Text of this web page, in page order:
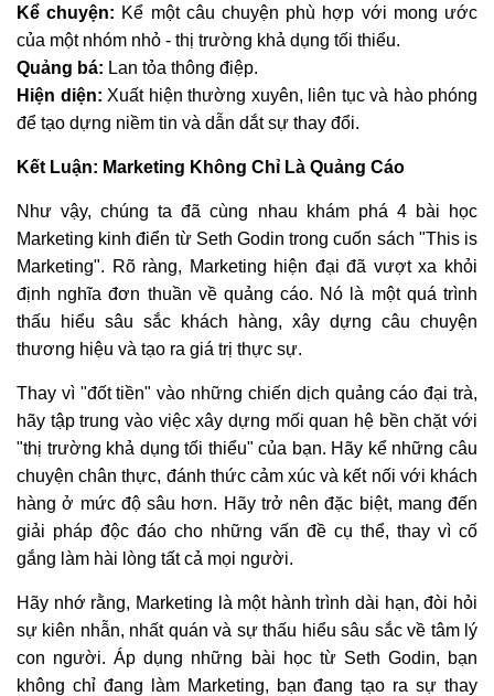
Kể chuyện: Kể một câu chuyện phù hợp với mong ước
của một nhóm nhỏ - thị trường khả dụng tối thiểu.
Quảng bá: Lan tỏa thông điệp.
Hiện diện: Xuất hiện thường xuyên, liên tục và hào phóng
để tạo dựng niềm tin và dẫn dắt sự thay đổi.
Kết Luận: Marketing Không Chỉ Là Quảng Cáo
Như vậy, chúng ta đã cùng nhau khám phá 4 bài học
Marketing kinh điển từ Seth Godin trong cuốn sách "This is
Marketing". Rõ ràng, Marketing hiện đại đã vượt xa khỏi
định nghĩa đơn thuần về quảng cáo. Nó là một quá trình
thấu hiểu sâu sắc khách hàng, xây dựng câu chuyện
thương hiệu và tạo ra giá trị thực sự.
Thay vì "đốt tiền" vào những chiến dịch quảng cáo đại trà,
hãy tập trung vào việc xây dựng mối quan hệ bền chặt với
"thị trường khả dụng tối thiểu" của bạn. Hãy kể những câu
chuyện chân thực, đánh thức cảm xúc và kết nối với khách
hàng ở mức độ sâu hơn. Hãy trở nên đặc biệt, mang đến
giải pháp độc đáo cho những vấn đề cụ thể, thay vì cố
gắng làm hài lòng tất cả mọi người.
Hãy nhớ rằng, Marketing là một hành trình dài hạn, đòi hỏi
sự kiên nhẫn, nhất quán và sự thấu hiểu sâu sắc về tâm lý
con người. Áp dụng những bài học từ Seth Godin, bạn
không chỉ đang làm Marketing, bạn đang tạo ra sự thay